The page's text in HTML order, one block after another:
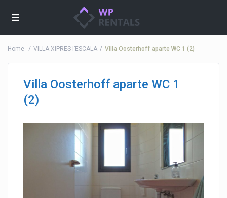
Home VILLA XIPRES l’ESCALA Villa Oosterhoff aparte WC 1 (2)
Villa Oosterhoff aparte WC 1
(2)